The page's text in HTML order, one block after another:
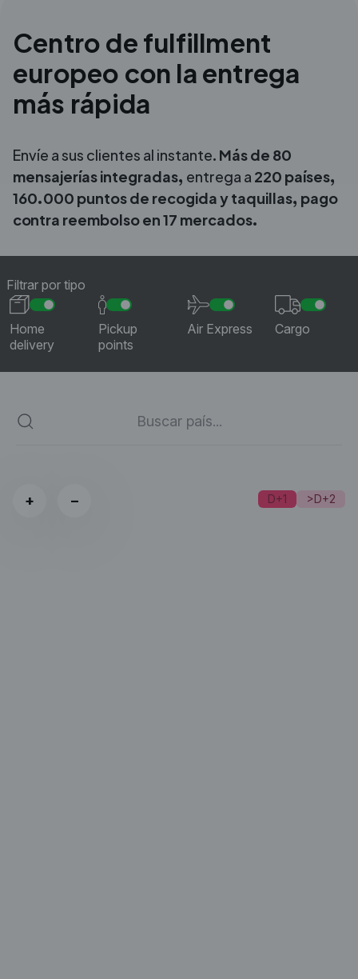
Centro de fulfillment
europeo con la entrega
más rápida
Envíe a sus clientes al instante. Más de 80
mensajerías integradas, entrega a 220 países,
160.000 puntos de recogida y taquillas, pago
contra reembolso en 17 mercados.
Filtrar por tipo
Home
delivery
Pickup
points
Air Express Cargo
D+1 >D+2
+ −